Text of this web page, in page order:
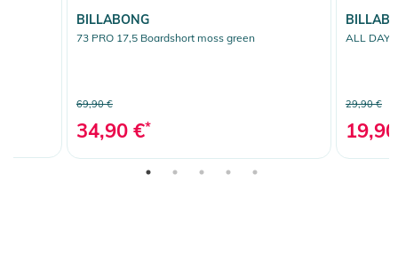
BILLABONG
73 PRO 17,5 Boardshort moss green
69,90 €
34,90 €*
ALL DAY
29,90 €